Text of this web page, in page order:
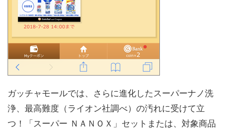
ガッチャモールでは、さらに進化したスーパーナノ洗
浄、最高難度（ライオン社調べ）の汚れに受けて立
つ！「スーパー ＮＡＮＯＸ」セットまたは、対象商品